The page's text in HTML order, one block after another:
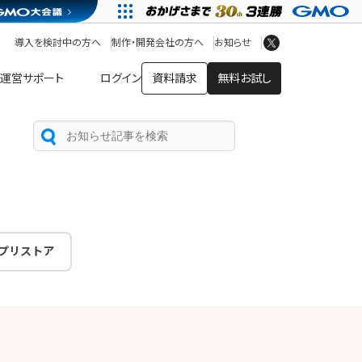
運営サポート ログイン 資料請求 無料お試し
導入を検討中の方へ 制作・開発会社の方へ お知らせ
アプリストア
ヘルプを見る
ヘルプセンター
リストア